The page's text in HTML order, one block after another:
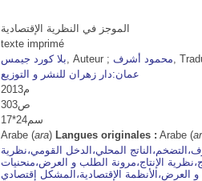
الموجز في النظرية الإقتصادية
texte imprimé
بلا كورد جيمس, Auteur ; محمود أشرف,
عمان:دار زهران للنشر و التوزيع
2013م
303ص
17*24سم
Arabe (ara) Langues originales : Arabe (
المحلي،الدخل القومي،نظرية
الإنتاج،مرونة الطلب و العرض،منحنيات
العرض،الأنظمة الإقتصادية،المشكل إقتصادي